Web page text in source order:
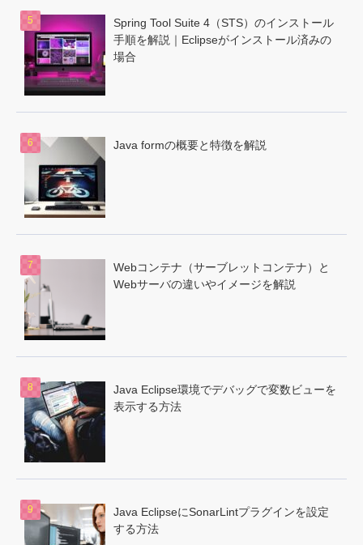
Spring Tool Suite 4（STS）のインストール
手順を解説｜Eclipseがインストール済みの
場合
Java formの概要と特徴を解説
Webコンテナ（サーブレットコンテナ）と
Webサーバの違いやイメージを解説
Java Eclipse環境でデバッグで変数ビューを
表示する方法
Java EclipseにSonarLintプラグインを設定
する方法